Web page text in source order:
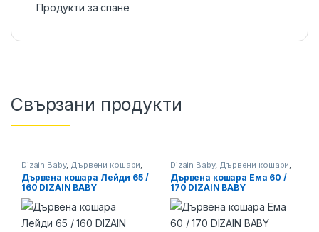
Продукти за спане
Свързани продукти
Dizain Baby, Дървени кошари
Продукти за спане
Дървена кошара Лейди 65 /
160 DIZAIN BABY
Dizain Baby, Дървени кошари
Продукти за спане
Дървена кошара Ема 60 /
170 DIZAIN BABY